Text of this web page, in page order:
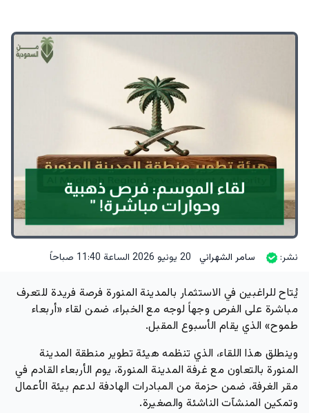
نشر: سامر الشهراني 20 يونيو 2026 الساعة 11:40 صباحاً
يُتاح للراغبين في الاستثمار بالمدينة المنورة فرصة فريدة للتعرف
مباشرة على الفرص وجهاً لوجه مع الخبراء، ضمن لقاء «أربعاء
طموح» الذي يقام الأسبوع المقبل.
وينطلق هذا اللقاء، الذي تنظمه هيئة تطوير منطقة المدينة
المنورة بالتعاون مع غرفة المدينة المنورة، يوم الأربعاء القادم في
مقر الغرفة، ضمن حزمة من المبادرات الهادفة لدعم بيئة الأعمال
وتمكين المنشآت الناشئة والصغيرة.